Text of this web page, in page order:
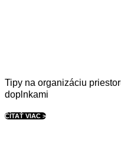
Tipy na organizáciu
doplnkami
ČÍTAŤ VIAC >